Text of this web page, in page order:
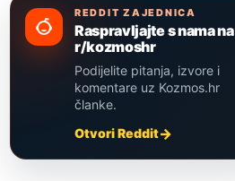
REDDIT ZAJEDNICA
Raspravljajte s nama na
r/kozmoshr
Podijelite pitanja, izvore i
komentare uz Kozmos.hr
članke.
Otvori Reddit